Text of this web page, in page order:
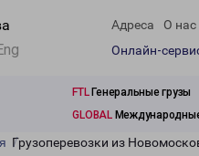
Адреса О нас
Онлайн-
FTLГенеральные грузы
GLOBALМеждународные
Грузоперевозки из